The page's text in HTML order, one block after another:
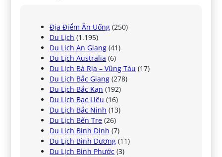
Địa Điểm Ăn Uống (250)
Du Lịch (1.195)
Du Lịch An Giang (41)
Du Lịch Australia (6)
Du Lịch Bà Rịa – Vũng Tàu (17)
Du Lịch Bắc Giang (278)
Du Lịch Bắc Kạn (192)
Du Lịch Bạc Liêu (16)
Du Lịch Bắc Ninh (13)
Du Lịch Bến Tre (26)
Du Lịch Bình Định (7)
Du Lịch Bình Dương (11)
Du Lịch Bình Phước (3)